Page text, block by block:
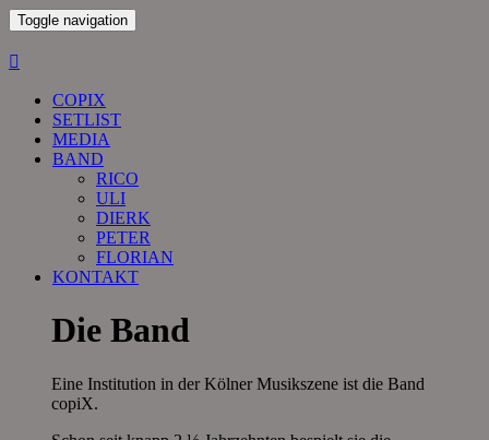
Toggle navigation
COPIX
SETLIST
MEDIA
BAND
RICO
ULI
DIERK
PETER
FLORIAN
KONTAKT
Die Band
Eine Institution in der Kölner Musikszene ist die Band
copiX.